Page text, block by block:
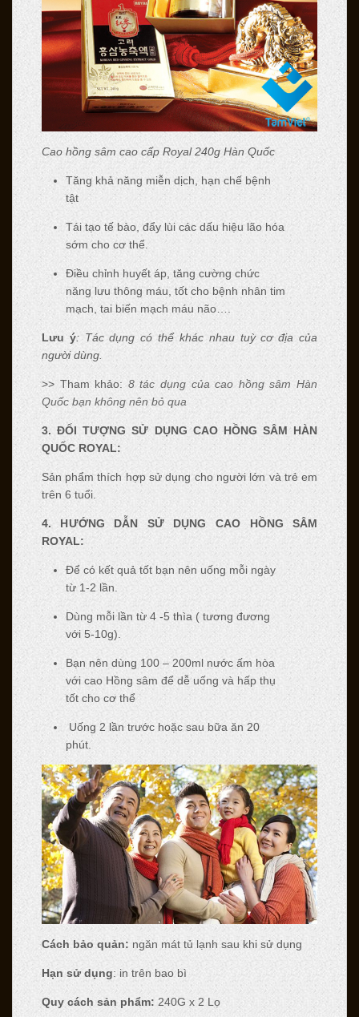
Cao hồng sâm cao cấp Royal 240g Hàn Quốc
Tăng khả năng miễn dịch, hạn chế bệnh
tật
Tái tạo tế bào, đẩy lùi các dấu hiệu lão hóa
sớm cho cơ thể.
Điều chỉnh huyết áp, tăng cường chức
năng lưu thông máu, tốt cho bệnh nhân tim
mạch, tai biến mạch máu não….
Lưu ý: Tác dụng có thể khác nhau tuỳ cơ địa của
người dùng.
>> Tham khảo: 8 tác dụng của cao hồng sâm Hàn
Quốc bạn không nên bỏ qua
3. ĐỐI TƯỢNG SỬ DỤNG CAO HỒNG SÂM HÀN
QUỐC ROYAL:
Sản phẩm thích hợp sử dụng cho người lớn và trẻ em
trên 6 tuổi.
4. HƯỚNG DẪN SỬDỤNG CAO HỒNG SÂM
ROYAL:
Để có kết quả tốt bạn nên uống mỗi ngày
từ 1-2 lần.
Dùng mỗi lần từ 4 -5 thìa ( tương đương
với 5-10g).
Bạn nên dùng 100 – 200ml nước ấm hòa
với cao Hồng sâm để dễ uống và hấp thụ
tốt cho cơ thể
Uống 2 lần trước hoặc sau bữa ăn 20
phút.
Cách bảo quản: ngăn mát tủ lạnh sau khi sử dụng
Hạn sửdụng: in trên bao bì
Quy cách sản phẩm: 240G x 2 Lọ